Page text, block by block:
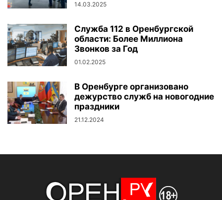
14.03.2025
Служба 112 в Оренбургской
области: Более Миллиона
Звонков за Год
01.02.2025
В Оренбурге организовано
дежурство служб на новогодние
праздники
21.12.2024